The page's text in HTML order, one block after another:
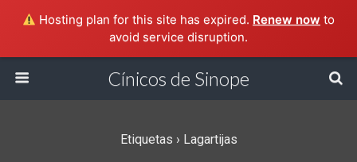
Hosting plan for this site has expired. Renew now to
avoid service disruption.
Cínicos de Sinope
Etiquetas › Lagartijas